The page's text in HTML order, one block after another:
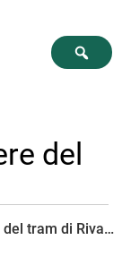
del
Parte lunedì il cantiere del tram di Riva Reno